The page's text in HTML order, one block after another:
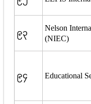
၉၃
Nelson
(NIEC)
၉၄ Educational